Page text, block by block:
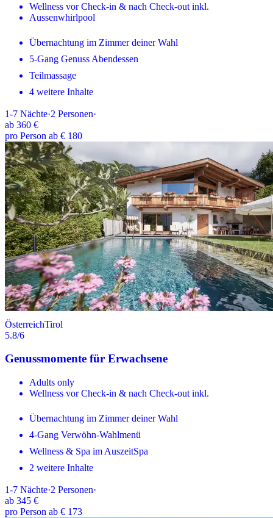
Wellness vor Check-in & nach Check-out inkl.
Aussenwhirlpool
Übernachtung im Zimmer deiner Wahl
5-Gang Genuss Abendessen
Teilmassage
4 weitere Inhalte
1-7 Nächte·2 Personen·
ab 360 €
pro Person ab € 180
ÖsterreichTirol
5.8/6
Genussmomente für Erwachsene
Adults only
Wellness vor Check-in & nach Check-out inkl.
Übernachtung im Zimmer deiner Wahl
4-Gang Verwöhn-Wahlmenü
Wellness & Spa im AuszeitSpa
2 weitere Inhalte
1-7 Nächte·2 Personen·
ab 345 €
pro Person ab € 173